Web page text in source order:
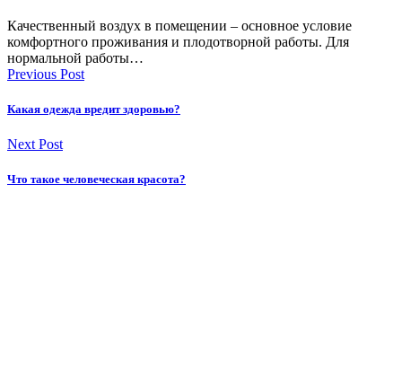
Качественный воздух в помещении – основное условие
комфортного проживания и плодотворной работы. Для
нормальной работы…
Previous Post
Какая одежда вредит здоровью?
Next Post
Что такое человеческая красота?